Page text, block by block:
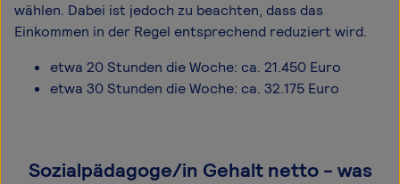
wählen. Dabei ist jedoch zu beachten, dass das
Einkommen in der Regel entsprechend reduziert wird.
etwa 20 Stunden die Woche: ca. 21.450 Euro
etwa 30 Stunden die Woche: ca. 32.175 Euro
Sozialpädagoge/in Gehalt netto - was